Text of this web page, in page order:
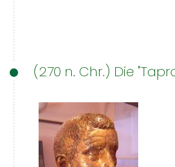
(270 n. Chr.) Die